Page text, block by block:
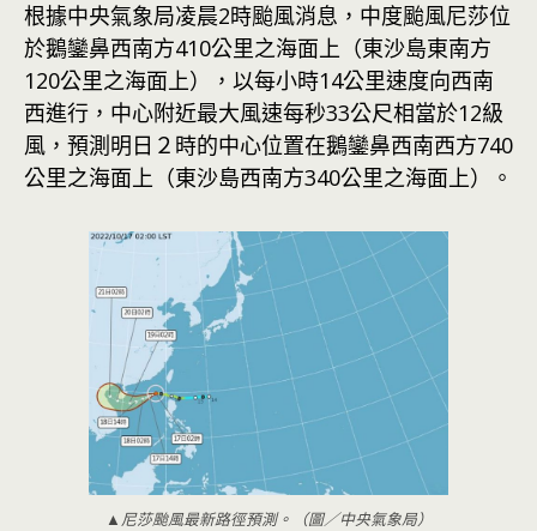
根據中央氣象局凌晨2時颱風消息，中度颱風尼莎位
於鵝鑾鼻西南方410公里之海面上（東沙島東南方
120公里之海面上），以每小時14公里速度向西南
西進行，中心附近最大風速每秒33公尺相當於12級
風，預測明日２時的中心位置在鵝鑾鼻西南西方740
公里之海面上（東沙島西南方340公里之海面上）。
▲尼莎颱風最新路徑預測。（圖／中央氣象局）